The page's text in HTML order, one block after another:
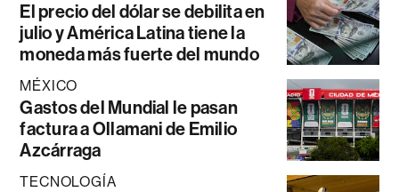
El precio del dólar se debilita en
julio y América Latina tiene la
moneda más fuerte del mundo
MÉXICO
Gastos del Mundial le pasan
factura a Ollamani de Emilio
Azcárraga
TECNOLOGÍA